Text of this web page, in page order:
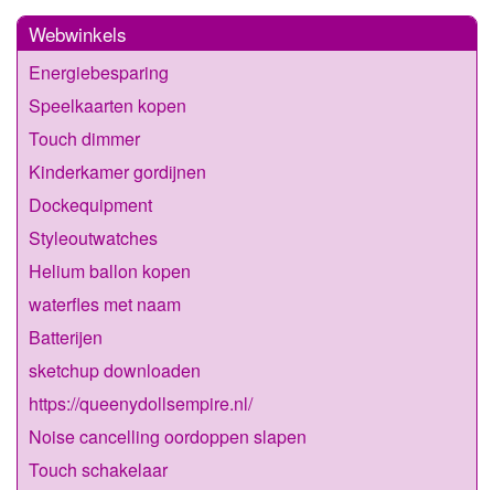
Webwinkels
Energiebesparing
Speelkaarten kopen
Touch dimmer
Kinderkamer gordijnen
Dockequipment
Styleoutwatches
Helium ballon kopen
waterfles met naam
Batterijen
sketchup downloaden
https://queenydollsempire.nl/
Noise cancelling oordoppen slapen
Touch schakelaar